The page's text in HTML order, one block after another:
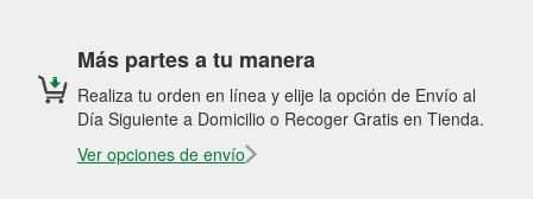
Más partes a tu manera
Realiza tu orden en línea y elije la opción de Envío al
Día Siguiente a Domicilio o Recoger Gratis en Tienda.
Ver opciones de envío